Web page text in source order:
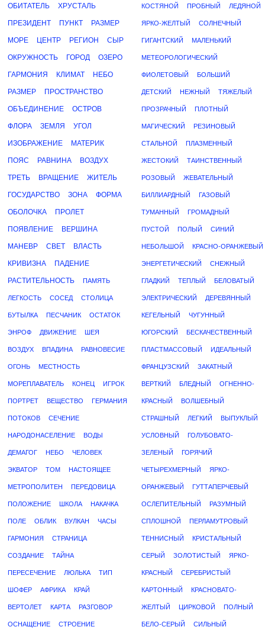
ОБИТАТЕЛЬ ХРУСТАЛЬ
ПРЕЗИДЕНТ ПУНКТ РАЗМЕР
МОРЕ ЦЕНТР РЕГИОН СЫР
ОКРУЖНОСТЬ ГОРОД ОЗЕРО
ГАРМОНИЯ КЛИМАТ НЕБО
РАЗМЕР ПРОСТРАНСТВО
ОБЪЕДИНЕНИЕ ОСТРОВ
ФЛОРА ЗЕМЛЯ УГОЛ
ИЗОБРАЖЕНИЕ МАТЕРИК
ПОЯС РАВНИНА ВОЗДУХ
ТРЕТЬ ВРАЩЕНИЕ ЖИТЕЛЬ
ГОСУДАРСТВО ЗОНА ФОРМА
ОБОЛОЧКА ПРОЛЕТ
ПОЯВЛЕНИЕ ВЕРШИНА
МАНЕВР СВЕТ ВЛАСТЬ
КРИВИЗНА ПАДЕНИЕ
РАСТИТЕЛЬНОСТЬ ПАМЯТЬ
ЛЕГКОСТЬ СОСЕД СТОЛИЦА
БУТЫЛКА ПЕСЧАНИК ОСТАТОК
ЭНРОФ ДВИЖЕНИЕ ШЕЯ
ВОЗДУХ ВПАДИНА РАВНОВЕСИЕ
ОГОНЬ МЕСТНОСТЬ
МОРЕПЛАВАТЕЛЬ КОНЕЦ ИГРОК
ПОРТРЕТ ВЕЩЕСТВО ГЕРМАНИЯ
ПОТОКОВ СЕЧЕНИЕ
НАРОДОНАСЕЛЕНИЕ ВОДЫ
ДЕМАГОГ НЕБО ЧЕЛОВЕК
ЭКВАТОР ТОМ НАСТОЯЩЕЕ
МЕТРОПОЛИТЕН ПЕРЕДОВИЦА
ПОЛОЖЕНИЕ ШКОЛА НАКАЧКА
ПОЛЕ ОБЛИК ВУЛКАН ЧАСЫ
ГАРМОНИЯ СТРАНИЦА
СОЗДАНИЕ ТАЙНА
ПЕРЕСЕЧЕНИЕ ЛЮЛЬКА ТИП
ШОФЕР АФРИКА КРАЙ
ВЕРТОЛЕТ КАРТА РАЗГОВОР
ОСНАЩЕНИЕ СТРОЕНИЕ
КОСТЯНОЙ ПРОБНЫЙ ЛЕДЯНОЙ
ЯРКО-ЖЕЛТЫЙ СОЛНЕЧНЫЙ
ГИГАНТСКИЙ МАЛЕНЬКИЙ
МЕТЕОРОЛОГИЧЕСКИЙ
ФИОЛЕТОВЫЙ БОЛЬШИЙ
ДЕТСКИЙ НЕЖНЫЙ ТЯЖЕЛЫЙ
ПРОЗРАЧНЫЙ ПЛОТНЫЙ
МАГИЧЕСКИЙ РЕЗИНОВЫЙ
СТАЛЬНОЙ ПЛАЗМЕННЫЙ
ЖЕСТОКИЙ ТАИНСТВЕННЫЙ
РОЗОВЫЙ ЖЕВАТЕЛЬНЫЙ
БИЛЛИАРДНЫЙ ГАЗОВЫЙ
ТУМАННЫЙ ГРОМАДНЫЙ
ПУСТОЙ ПОЛЫЙ СИНИЙ
НЕБОЛЬШОЙ КРАСНО-ОРАНЖЕВЫЙ
ЭНЕРГЕТИЧЕСКИЙ СНЕЖНЫЙ
ГЛАДКИЙ ТЕПЛЫЙ БЕЛОВАТЫЙ
ЭЛЕКТРИЧЕСКИЙ ДЕРЕВЯННЫЙ
КЕГЕЛЬНЫЙ ЧУГУННЫЙ
ЮГОРСКИЙ БЕСКАЧЕСТВЕННЫЙ
ПЛАСТМАССОВЫЙ ИДЕАЛЬНЫЙ
ФРАНЦУЗСКИЙ ЗАКАТНЫЙ
ВЕРТКИЙ БЛЕДНЫЙ ОГНЕННО-
КРАСНЫЙ ВОЛШЕБНЫЙ
СТРАШНЫЙ ЛЕГКИЙ ВЫПУКЛЫЙ
УСЛОВНЫЙ ГОЛУБОВАТО-
ЗЕЛЕНЫЙ ГОРЯЧИЙ
ЧЕТЫРЕХМЕРНЫЙ ЯРКО-
ОРАНЖЕВЫЙ ГУТТАПЕРЧЕВЫЙ
ОСЛЕПИТЕЛЬНЫЙ РАЗУМНЫЙ
СПЛОШНОЙ ПЕРЛАМУТРОВЫЙ
ТЕННИСНЫЙ КРИСТАЛЬНЫЙ
СЕРЫЙ ЗОЛОТИСТЫЙ ЯРКО-
КРАСНЫЙ СЕРЕБРИСТЫЙ
КАРТОННЫЙ КРАСНОВАТО-
ЖЕЛТЫЙ ЦИРКОВОЙ ПОЛНЫЙ
БЕЛО-СЕРЫЙ СИЛЬНЫЙ